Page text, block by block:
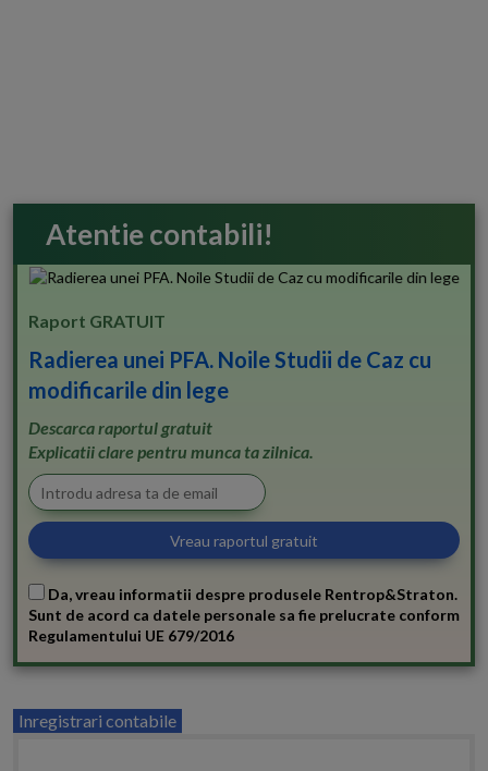
Atentie contabili!
Raport GRATUIT
Radierea unei PFA. Noile Studii de Caz cu
modificarile din lege
Descarca raportul gratuit
Explicatii clare pentru munca ta zilnica.
Da, vreau informatii despre produsele Rentrop&Straton.
Sunt de acord ca datele personale sa fie prelucrate conform
Regulamentului UE 679/2016
Inregistrari contabile